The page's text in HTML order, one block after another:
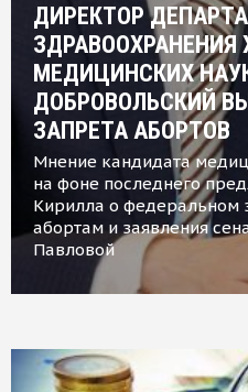
ДИРЕКТОР
МЕДИЦИНСКИХ
ДОБРОВОЛЬСКИЙ
ЗАПРЕТА АБОРТОВ
Мнение кандидата
на фоне последнего
Кирилла о федеральном
абортам и заявления
Павловой